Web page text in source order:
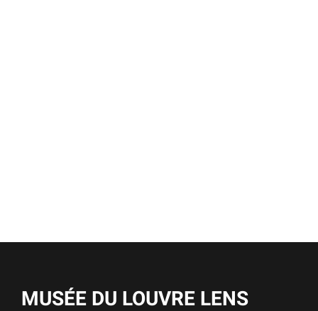
MUSÉE DU LOUVRE LENS